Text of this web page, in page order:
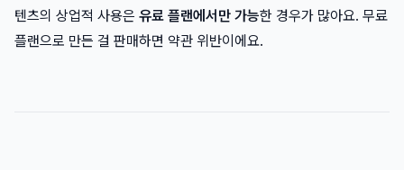
텐츠의 상업적 사용은 유료 플랜에서만 가능한 경우가 많아요. 무료
플랜으로 만든 걸 판매하면 약관 위반이에요.